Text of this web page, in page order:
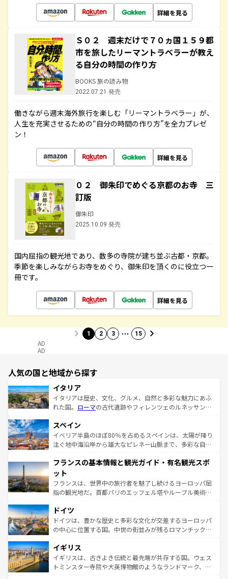
詳細を見る
Ｓ０２ 週末だけで７０ヵ国１５９都
市を旅したリーマントラベラーが教え
る自分の時間の作り方
BOOKS 旅の読み物
2022.07.21 発売
働きながら週末海外旅行を楽しむ「リーマントラベラー」が、
人生を充実させるための“自分の時間の作り方”を全力プレゼ
ン！
詳細を見る
０２ 御朱印でめぐる京都のお寺 三
訂版
御朱印
2025.10.09 発売
国内屈指の観光地であり、数多の寺院が建ち並ぶ古都・京都。
季節を楽しみながらお寺をめぐり、御朱印を頂くのに役立つ一
冊です。
詳細を見る
1 2 3 … 15
AD
AD
人気の国と地域から探す
イタリア
イタリアは歴史、文化、グルメ、自然と多彩な魅力にあふ
れた国。 ローマの古代遺跡やフィレンツェのルネッサンス
ろん、トスカーナの美しい田園風景やアマルフィ海岸の絶
景など、自然景観も見逃せない。観光の合間には、本場の
ピザやパスタなど、絶品のイタリア料理を堪能することも
ませてくれるイタリアで、忘れられない旅をしてみよう！
なお、新着のイタリア情報は
しい。
スペイン
イベリア半島のほぼ80％を占めるスペインは、太陽が降り
注ぐ地中海沿岸から雄大なピレネー山脈まで、多彩な自然
文化が根付くこの国では、情熱的なフラメンコ、熱気あふ
れる闘牛、そして美味しいタパスが生活の一部となってい
る。首都マドリードの洗練された雰囲気や、バルセロナの
アートに溢れた街角から、地方では古代ローマ遺跡や中世
せる。地方によって風土や気候が異なるスペインはその個
性で訪れる人を魅了する。 なお、新着のスペイン情報は コ
ンテンツ一覧を参照してほしい。
フランスの基本情報と観光ガイド・有名観光スポ
ット
フランスは、世界中の旅行者を魅了し続けるヨーロッパ屈
指の観光地だ。首都パリのエッフェル塔やルーブル美術館
で、幅広い魅力が詰まっている。華麗な宮殿、歴史的な大
聖堂、美しいビーチ、そして豊かな自然が、訪れる者を心
から魅了する。また、フランスは美食の国としても知ら
いる。シャンパンの発祥地であるランス、プロヴァンスの
香り高いラベンダー畑など、多彩な楽しみ方が可能だ。さ
らに、パリ以外の地域にも魅力が溢れており、どの街角に
ドイツ
ドイツは、豊かな歴史と多彩な文化が交差するヨーロッパ
の中心に位置する国。中世の街並みが残るロマンチック街
顔を持つこの国は、どこを歩いても飽きることがない。ベ
ルリンの文化的活気、バイエルン州のアルプスの絶景、そ
してライン川沿いのワイン畑といった風景は必見。ビール
イギリス
イギリスは、古きよき伝統と最先端が共存する国。ウェス
トミンスター寺院や大英博物館のようなランドマーク、歴